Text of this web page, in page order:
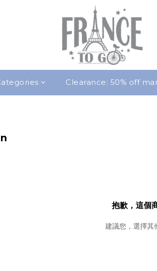
Clearance: 50% off
抱歉，這個
建議您，選擇其